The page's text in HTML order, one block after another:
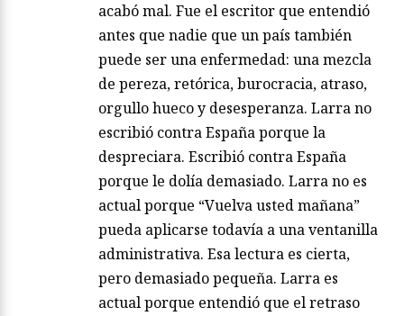
acabó mal. Fue el escritor que entendió
antes que nadie que un país también
puede ser una enfermedad: una mezcla
de pereza, retórica, burocracia, atraso,
orgullo hueco y desesperanza. Larra no
escribió contra España porque la
despreciara. Escribió contra España
porque le dolía demasiado. Larra no es
actual porque “Vuelva usted mañana”
pueda aplicarse todavía a una ventanilla
administrativa. Esa lectura es cierta,
pero demasiado pequeña. Larra es
actual porque entendió que el retraso